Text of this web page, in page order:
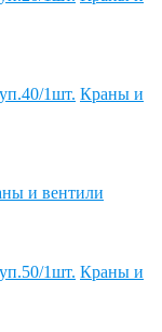
1шт. Краны и
и вентили
1шт. Краны и